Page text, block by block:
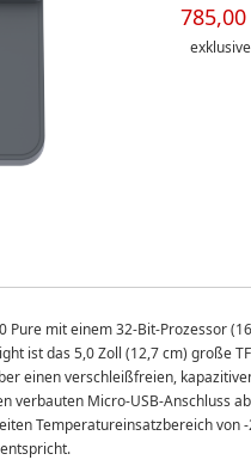
exklusive
Pure mit einem 32-Bit-Prozessor
ist das 5,0 Zoll (12,7 cm) große
einen verschleißfreien,
verbauten Micro-USB-Anschluss
Temperatureinsatzbereich von